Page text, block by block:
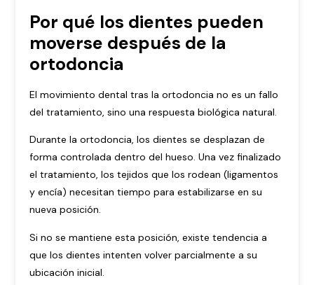
Por qué los dientes pueden
moverse después de la
ortodoncia
El movimiento dental tras la ortodoncia no es un fallo
del tratamiento, sino una respuesta biológica natural.
Durante la ortodoncia, los dientes se desplazan de
forma controlada dentro del hueso. Una vez finalizado
el tratamiento, los tejidos que los rodean (ligamentos
y encía) necesitan tiempo para estabilizarse en su
nueva posición.
Si no se mantiene esta posición, existe tendencia a
que los dientes intenten volver parcialmente a su
ubicación inicial.